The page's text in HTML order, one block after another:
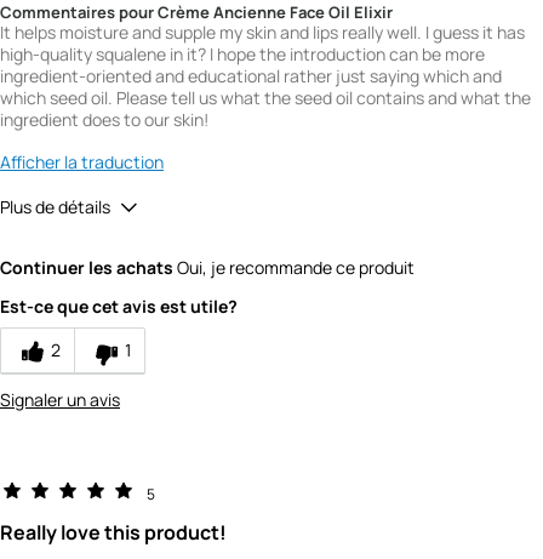
Commentaires pour Crème Ancienne Face Oil Elixir
It helps moisture and supple my skin and lips really well. I guess it has
high-quality squalene in it? I hope the introduction can be more
ingredient-oriented and educational rather just saying which and
which seed oil. Please tell us what the seed oil contains and what the
ingredient does to our skin!
Afficher la traduction
Plus de détails
Continuer les achats Oui, je recommande ce produit
Est-ce que cet avis est utile?
2
1
Signaler un avis
5
Really love this product!